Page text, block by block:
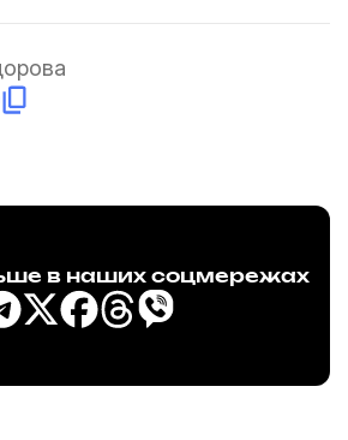
в наших соцмережах